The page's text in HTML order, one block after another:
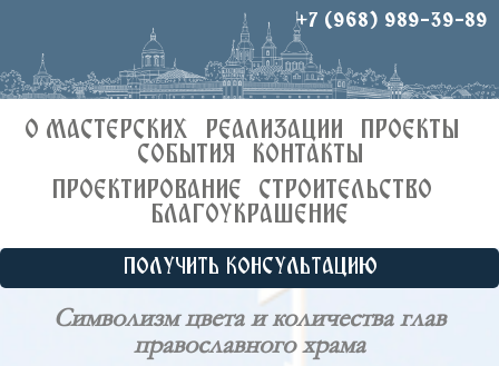
+7 (968) 989-39-89
О МАСТЕРСКИХ РЕАЛИЗАЦИИ
ПРОЕКТЫ
СОБЫТИЯ
КОНТАКТЫ
ПРОЕКТИРОВАНИЕ
СТРОИТЕЛЬСТВО
БЛАГОУКРАШЕНИЕ
ПОЛУЧИТЬ КОНСУЛЬТАЦИЮ
Символизм цвета и количества глав
православного храма